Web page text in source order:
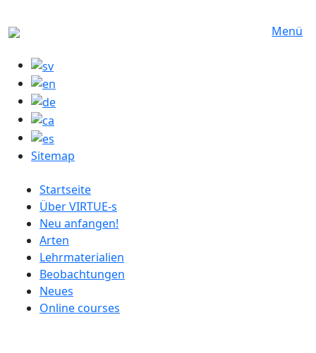
Menü
Sitemap
German menu
Startseite
Über VIRTUE-s
Neu anfangen!
Arten
Lehrmaterialien
Beobachtungen
Neues
Online courses